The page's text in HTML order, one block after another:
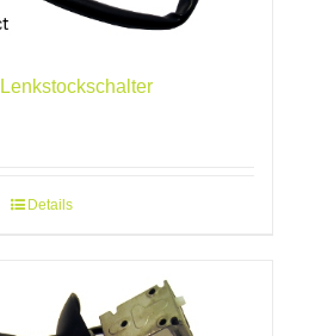
Details